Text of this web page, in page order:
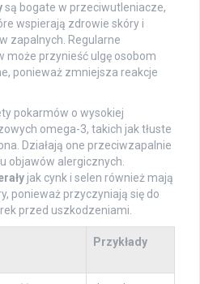
są bogate w przeciwutleniacze,
wspierają zdrowie skóry i
zapalnych. Regularne
może przynieść ulgę osobom
ponieważ zmniejsza reakcje
pokarmów o wysokiej
omega-3, takich jak tłuste
Działają one przeciwzapalnie
objawów alergicznych.
jak cynk i selen również mają
ponieważ przyczyniają się do
przed uszkodzeniami.
Przykłady